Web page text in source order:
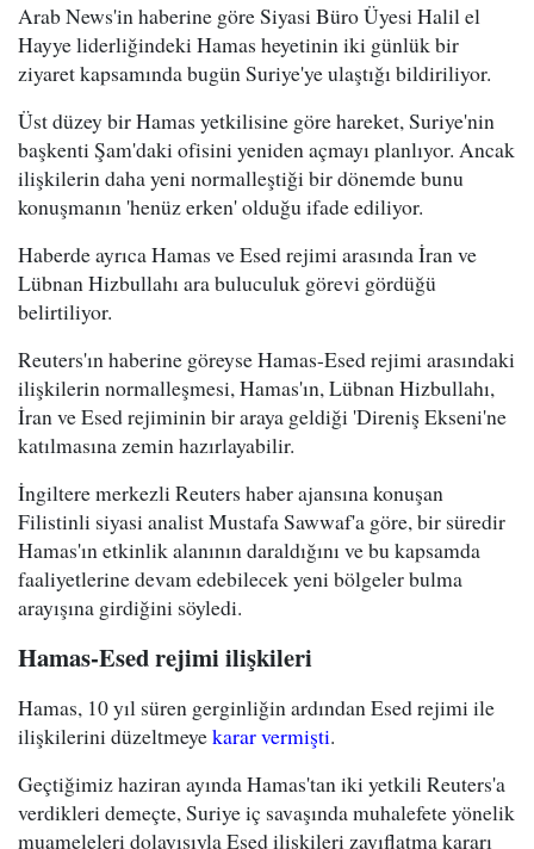
Arab News'in haberine göre Siyasi Büro Üyesi Halil el
Hayye liderliğindeki Hamas heyetinin iki günlük bir
ziyaret kapsamında bugün Suriye'ye ulaştığı bildiriliyor.
Üst düzey bir Hamas yetkilisine göre hareket, Suriye'nin
başkenti Şam'daki ofisini yeniden açmayı planlıyor. Ancak
ilişkilerin daha yeni normalleştiği bir dönemde bunu
konuşmanın 'henüz erken' olduğu ifade ediliyor.
Haberde ayrıca Hamas ve Esed rejimi arasında İran ve
Lübnan Hizbullahı ara buluculuk görevi gördüğü
belirtiliyor.
Reuters'ın haberine göreyse Hamas-Esed rejimi arasındaki
ilişkilerin normalleşmesi, Hamas'ın, Lübnan Hizbullahı,
İran ve Esed rejiminin bir araya geldiği 'Direniş Ekseni'ne
katılmasına zemin hazırlayabilir.
İngiltere merkezli Reuters haber ajansına konuşan
Filistinli siyasi analist Mustafa Sawwaf'a göre, bir süredir
Hamas'ın etkinlik alanının daraldığını ve bu kapsamda
faaliyetlerine devam edebilecek yeni bölgeler bulma
arayışına girdiğini söyledi.
Hamas-Esed rejimi ilişkileri
Hamas, 10 yıl süren gerginliğin ardından Esed rejimi ile
ilişkilerini düzeltmeyekarar vermişti.
Geçtiğimiz haziran ayında Hamas'tan iki yetkili Reuters'a
verdikleri demeçte, Suriye iç savaşında muhalefete yönelik
muameleleri dolayısıyla Esed ilişkileri zayıflatma kararı